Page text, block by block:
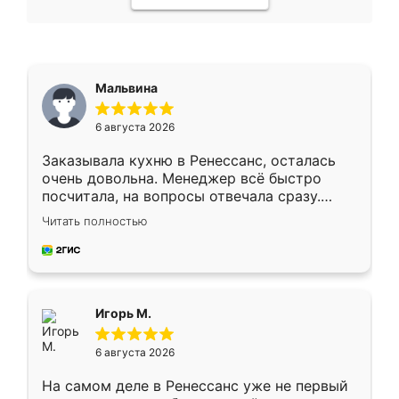
Мальвина
6 августа 2026
Заказывала кухню в Ренессанс, осталась
очень довольна. Менеджер всё быстро
посчитала, на вопросы отвечала сразу.
Замерщик приехал в субботу, подошёл к
делу со всей ответственностью. Собрали
за день, ребята работали аккуратно, даже
Читать полностью
Игорь М.
6 августа 2026
На самом деле в Ренессанс уже не первый